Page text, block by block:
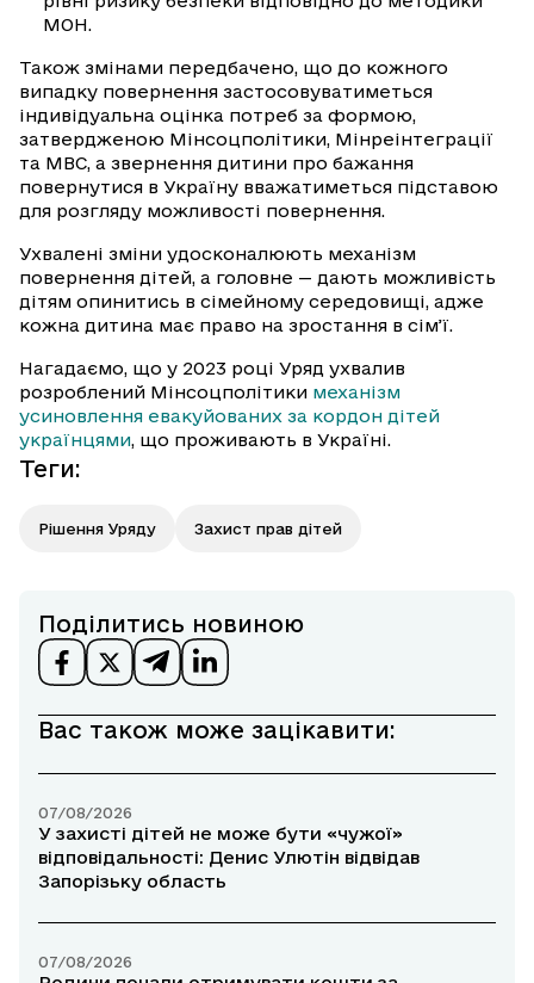
МОН.
Також змінами передбачено, що до кожного
випадку повернення застосовуватиметься
індивідуальна оцінка потреб за формою,
затвердженою Мінсоцполітики, Мінреінтеграції
та МВС, а звернення дитини про бажання
повернутися в Україну вважатиметься підставою
для розгляду можливості повернення.
Ухвалені зміни удосконалюють механізм
повернення дітей, а головне — дають можливість
дітям опинитись в сімейному середовищі, адже
кожна дитина має право на зростання в сім’ї.
Нагадаємо, що у 2023 році Уряд ухвалив
розроблений Мінсоцполітики механізм
усиновлення евакуйованих за кордон дітей
українцями, що проживають в Україні.
Теги:
Рішення Уряду Захист прав дітей
Поділитись новиною
Вас також може зацікавити:
07/08/2026
У захисті дітей не може бути «чужої»
відповідальності: Денис Улютін відвідав
Запорізьку область
07/08/2026